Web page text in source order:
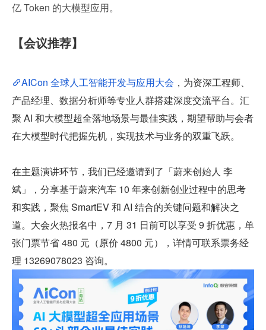
亿 Token 的大模型应用。
【会议推荐】
AICon 全球人工智能开发与应用大会 ，为资深工程师、
产品经理、数据分析师等专业人群搭建深度交流平台。汇
聚 AI 和大模型超全落地场景与最佳实践，期望帮助与会者
在大模型时代把握先机，实现技术与业务的双重飞跃。
在主题演讲环节，我们已经邀请到了「蔚来创始人 李
斌」，分享基于蔚来汽车 10 年来创新创业过程中的思考
和实践，聚焦 SmartEV 和 AI 结合的关键问题和解决之
道。大会火热报名中，7 月 31 日前可以享受 9 折优惠，单
张门票节省 480 元（原价 4800 元），详情可联系票务经
理 13269078023 咨询。